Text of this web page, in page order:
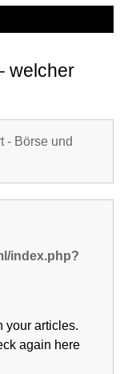
welcher
- Börse und
index.php?
your articles.
again here